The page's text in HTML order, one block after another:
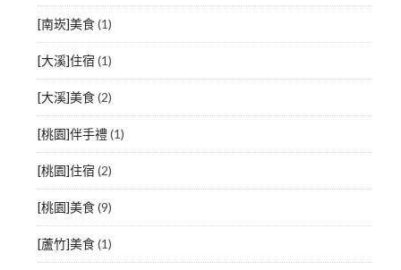
[南崁]美食(1)
[大溪]住宿 (1)
[大溪]美食(2)
[桃園]伴手禮(1)
[桃園]住宿 (2)
[桃園]美食(9)
[蘆竹]美食(1)